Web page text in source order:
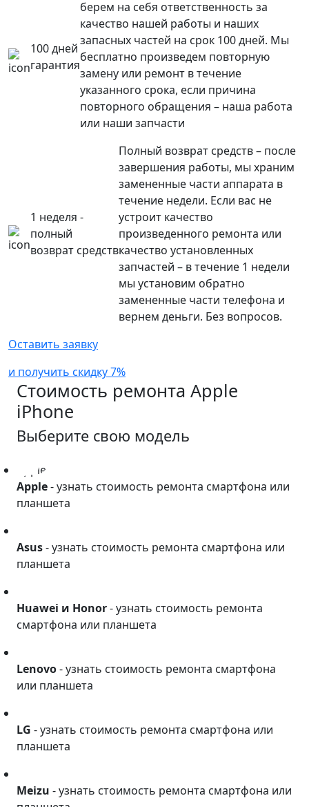
100 дней
гарантия
берем на себя ответственность за
качество нашей работы и наших
запасных частей на срок 100 дней. Мы
бесплатно произведем повторную
замену или ремонт в течение
указанного срока, если причина
повторного обращения – наша работа
или наши запчасти
1 неделя -
полный
возврат средств
Полный возврат средств – после
завершения работы, мы храним
замененные части аппарата в
течение недели. Если вас не
устроит качество
произведенного ремонта или
качество установленных
запчастей – в течение 1 недели
мы установим обратно
замененные части телефона и
вернем деньги. Без вопросов.
Оставить заявку
и получить скидку 7%
Стоимость ремонта Apple
iPhone
Выберите свою модель
Apple
Apple- узнать стоимость ремонта смартфона или
планшета
Asus- узнать стоимость ремонта смартфона или
планшета
Huawei и Honor- узнать стоимость ремонта
смартфона или планшета
Lenovo- узнать стоимость ремонта смартфона
или планшета
LG - узнать стоимость ремонта смартфона или
планшета
Meizu - узнать стоимость ремонта смартфона или